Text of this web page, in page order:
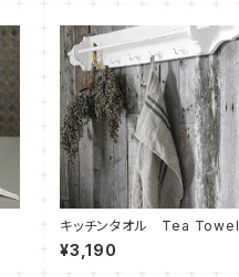
キッチンタオル Tea Towel
¥3,190